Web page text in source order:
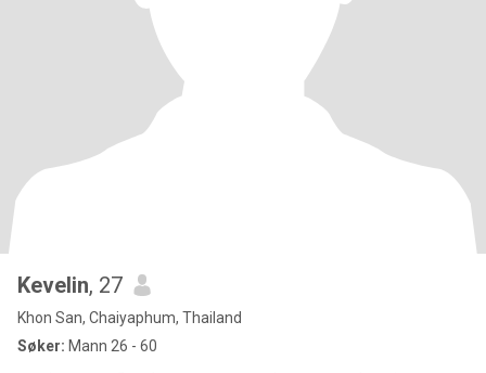
Kevelin, 27
Khon San, Chaiyaphum, Thailand
Søker: Mann 26 - 60